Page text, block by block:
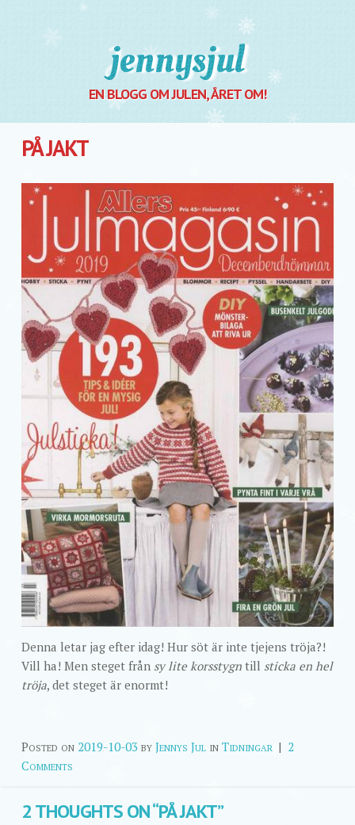
Jennysjul
EN BLOGG OM JULEN, ÅRET OM!
PÅ JAKT
Denna letar jag efter idag! Hur söt är inte tjejens tröja?!
Vill ha! Men steget från sy lite korsstygn till sticka en hel
tröja, det steget är enormt!
Posted on 2019-10-03 by Jennys Jul in Tidningar | 2
Comments
2 THOUGHTS ON “PÅ JAKT”